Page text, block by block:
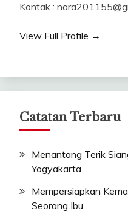
Kontak :
View Full Profile →
Catatan Terbaru
Menantang Terik
Yogyakarta
Mempersiapkan
Seorang Ibu